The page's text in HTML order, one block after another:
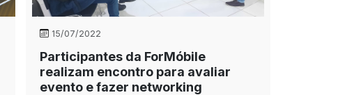
15/07/2022
Participantes da ForMóbile
realizam encontro para avaliar
evento e fazer networking